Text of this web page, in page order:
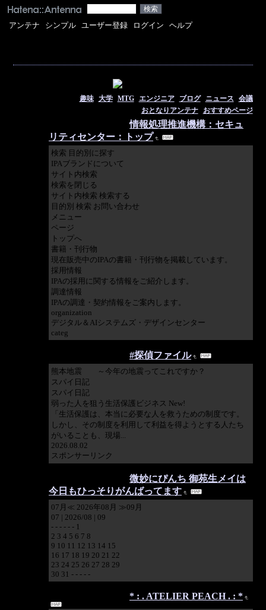
アンテナ シンプル ユーザー登録 ログイン ヘルプ
趣味| 大学| MTG| エンジニア| ブログ| ニュース
会議
おとなりアンテナ| おすすめページ
情報処理推進機構：セキュ
リティセンター：トップ
検索 目的別に探す
IPAブランドについて
サイト内検索
検索を閉じる
サイト内検索 検索する
目的別 検索 お問い合わせ
メニュー
ページ
トップへ
書籍・刊行物
現在販売中のIPAの書籍・刊行物を掲載しています。
採用情報
IPAの採用に関する情報をご紹介します。
調達情報
IPAの調達・契約情報をご案内します。
organization
デジタル＆AIシステムズ・デザインセンター
categ
#探偵ファイル
熊本地震 ～今年の地震ってこれですか？
スパイ日記
スパイ日記
弱った人を狙う生活保護ビジネス New!
「生活保護は、本当に必要な人を救うための制度です。
しかし、その制度を利用して利益を得ようとする人たち
がいることも、現場...
2026.08.02
スポンサーリンク
微妙にぴんち 御苑生メイは
今日もひっそりがんばってます
07月≪ 2026年08月 ≫09月
07 | 2026/08 | 09
- - - - - - 1
2 3 4 5 6 7 8
9 10 11 12 13 14 15
16 17 18 19 20 21 22
23 24 25 26 27 28 29
30 31 - - - - -
* : . ATELIER PEACH . : *